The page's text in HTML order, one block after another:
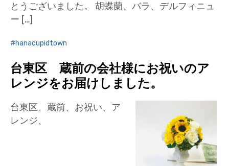
とうございました。 胡蝶蘭、バラ、デルフィニュ
ー […]
hanacupidtown
台東区 蔵前の会社様にお祝いのア
レンジをお届けしました。
台東区、蔵前、お祝い、ア
レンジ、